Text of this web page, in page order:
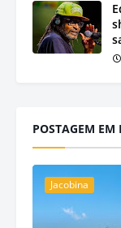
POSTAGEM EM
Jacobina